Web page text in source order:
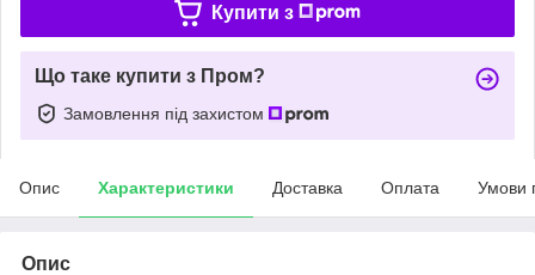
Купити з
Що таке купити з Пром?
Замовлення під захистом
Опис Характеристики Доставка Оплата Умови
Опис